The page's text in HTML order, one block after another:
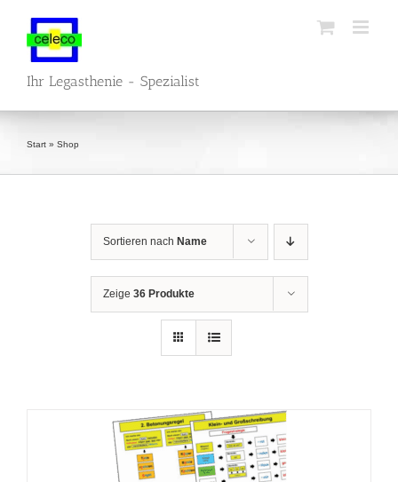
springen
Ihr Legasthenie - Spezialist
Start » Shop
Sortieren nach Name
Zeige 36 Produkte